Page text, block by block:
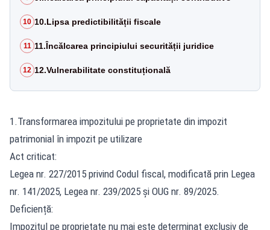
10 10.Lipsa predictibilității fiscale
11 11.Încălcarea principiului securității juridice
12 12.Vulnerabilitate constituțională
1.Transformarea impozitului pe proprietate din impozit
patrimonial în impozit pe utilizare
Act criticat:
Legea nr. 227/2015 privind Codul fiscal, modificată prin Legea
nr. 141/2025, Legea nr. 239/2025 și OUG nr. 89/2025.
Deficiență:
Impozitul pe proprietate nu mai este determinat exclusiv de